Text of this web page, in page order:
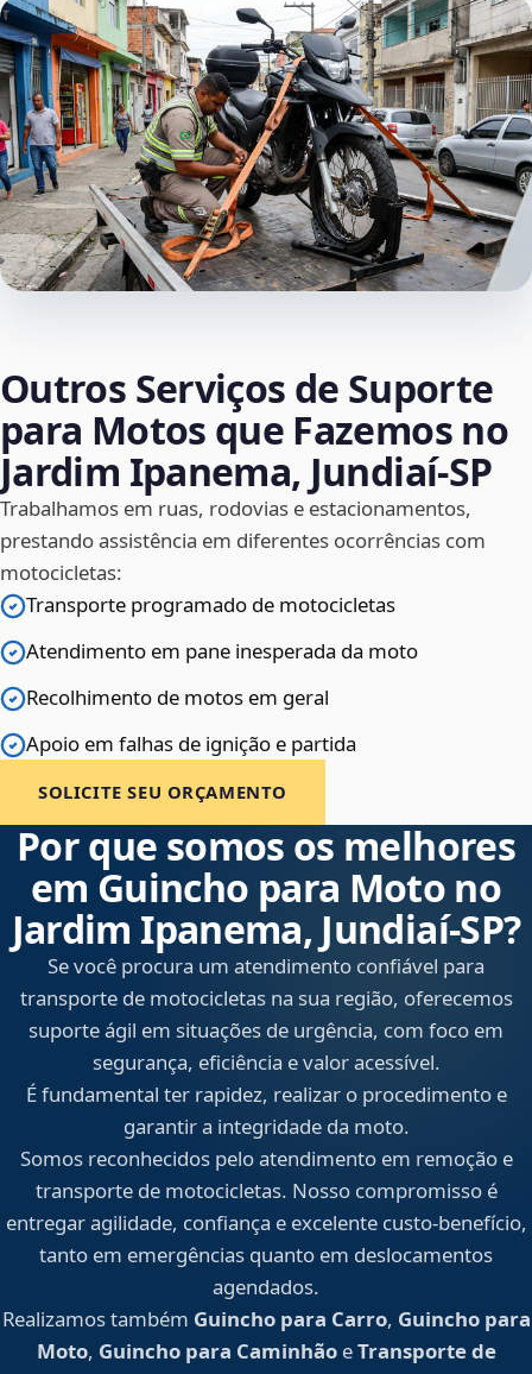
Outros Serviços de Suporte
para Motos que Fazemos no
Jardim Ipanema, Jundiaí‑SP
Trabalhamos em ruas, rodovias e estacionamentos,
prestando assistência em diferentes ocorrências com
motocicletas:
Transporte programado de motocicletas
Atendimento em pane inesperada da moto
Recolhimento de motos em geral
Apoio em falhas de ignição e partida
SOLICITE SEU ORÇAMENTO
Por que somos os melhores
em Guincho para Moto no
Jardim Ipanema, Jundiaí‑SP?
Se você procura um atendimento confiável para
transporte de motocicletas na sua região, oferecemos
suporte ágil em situações de urgência, com foco em
segurança, eficiência e valor acessível.
É fundamental ter rapidez, realizar o procedimento e
garantir a integridade da moto.
Somos reconhecidos pelo atendimento em remoção e
transporte de motocicletas. Nosso compromisso é
entregar agilidade, confiança e excelente custo-benefício,
tanto em emergências quanto em deslocamentos
agendados.
Realizamos também Guincho para Carro, Guincho para
Moto, Guincho para CaminhãoeTransporte de